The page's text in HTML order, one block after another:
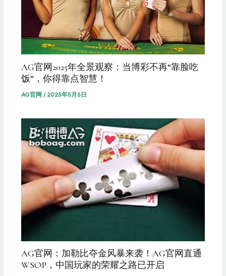
AG官网2025年全景观察：当博彩不再“靠脸吃
饭”，你得靠点智慧！
AG官网 / 2025年5月5日
AG官网：加勒比夺金风暴来袭！AG官网直通
WSOP，中国玩家的荣耀之路已开启